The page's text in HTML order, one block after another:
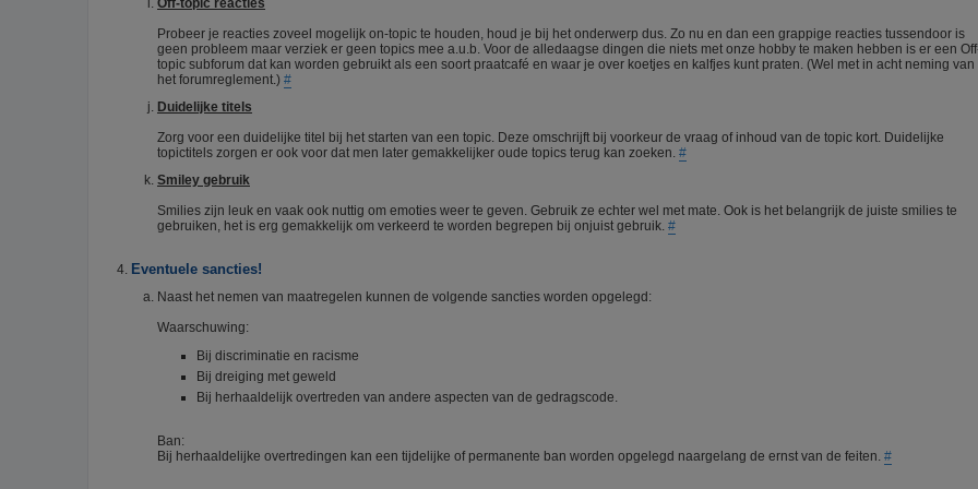
Probeer je reacties zoveel mogelijk on-topic te houden, houd je bij het onderwerp dus. Zo nu en dan een grappige reacties tussendoor is
geen probleem maar verziek er geen topics mee a.u.b. Voor de alledaagse dingen die niets met onze hobby te maken hebben is er een
topic subforum dat kan worden gebruikt als een soort praatcafé en waar je over koetjes en kalfjes kunt praten. (Wel met in acht neming van
het forumreglement.) #
Duidelijke titels
Zorg voor een duidelijke titel bij het starten van een topic. Deze omschrijft bij voorkeur de vraag of inhoud van de topic kort. Duidelijke
topictitels zorgen er ook voor dat men later gemakkelijker oude topics terug kan zoeken. #
Smiley gebruik
Smilies zijn leuk en vaak ook nuttig om emoties weer te geven. Gebruik ze echter wel met mate. Ook is het belangrijk de juiste smilies te
gebruiken, het is erg gemakkelijk om verkeerd te worden begrepen bij onjuist gebruik. #
Eventuele sancties!
Naast het nemen van maatregelen kunnen de volgende sancties worden opgelegd:
Waarschuwing:
Bij discriminatie en racisme
Bij dreiging met geweld
Bij herhaaldelijk overtreden van andere aspecten van de gedragscode.
Ban:
Bij herhaaldelijke overtredingen kan een tijdelijke of permanente ban worden opgelegd naargelang de ernst van de feiten. #